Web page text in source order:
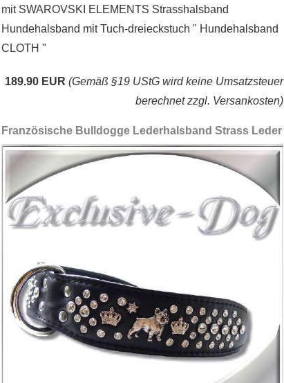
mit SWAROVSKI ELEMENTS Strasshalsband
Hundehalsband mit Tuch-dreieckstuch " Hundehalsband
CLOTH "
189.90 EUR (Gemäß §19 UStG wird keine Umsatzsteuer
berechnet zzgl. Versankosten)
Französische Bulldogge Lederhalsband Strass Leder